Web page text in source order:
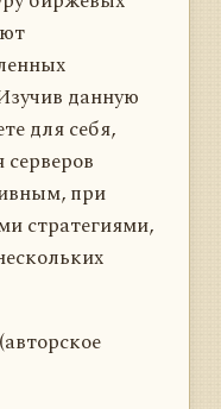
данную
для себя,
при
стратегиями,